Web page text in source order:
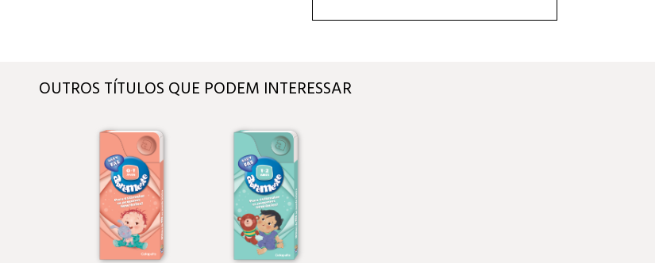
OUTROS TÍTULOS QUE PODEM INTERESSAR